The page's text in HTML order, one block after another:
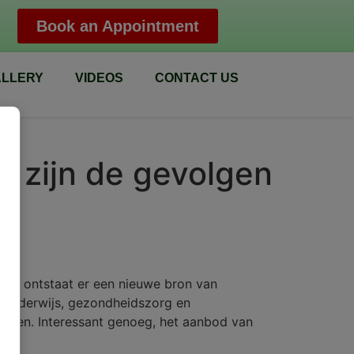
Book an Appointment
VIDEOS CONTACT US
zijn de gevolgen
ontstaat er een nieuwe bron van
gezondheidszorg en
Interessant genoeg, het aanbod van